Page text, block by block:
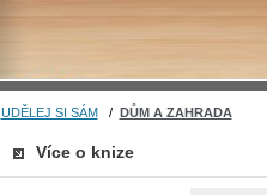
UDĚLEJ SI SÁM/ DŮM A ZAHRADA
Více o knize